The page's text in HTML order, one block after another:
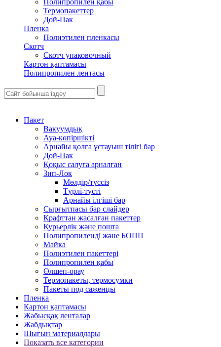
Термопакеттер
Дой-Пак
Пленка
Полиэтилен пленкасы
Скотч
Скотч упаковочный
Картон қаптамасы
Полипропилен лентасы
Пакет
Вакуумдық
Ауа-көпіршікті
Арнайы қолға ұстауыш тілігі бар
Дой-Пак
Қоқыс салуға арналған
Зип-Лок
Мөлдір/түссіз
Түрлі-түсті
Арнайы ілгіші бар
Сырғытпасы бар слайдер
Крафттан жасалған пакеттер
Курьерлік және пошта
Полипропиленді және БОПП
Майка
Полиэтилен пакеттері
Полипропилен қабы
Өлшеп-орау
Термопакеты, термосумки
Пакеты под саженцы
Пленка
Картон қаптамасы
Жабысқақ ленталар
Жабдықтар
Шығын материалдары
Показать все категории